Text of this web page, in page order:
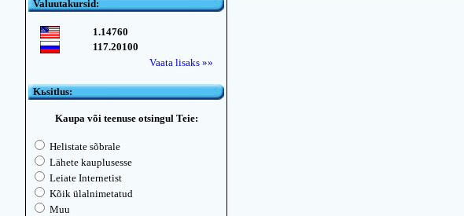
Valuutakursid:
1.14760
117.20100
Vaata lisaks »»
Kьsitlus:
Kaupa või teenuse otsingul Teie:
Helistate sõbrale
Lähete kauplusesse
Leiate Internetist
Kõik ülalnimetatud
Muu